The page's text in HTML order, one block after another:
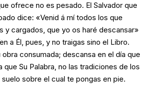
ofrece no es pesado. El Salvador que
dice: «Venid á mí todos los que
y cargados, que yo os haré descansar»
a Él, pues, y no traigas sino el Libro.
obra consumada; descansa en el día que
que Su Palabra, no las tradiciones de los
sobre el cual te pongas en pie.